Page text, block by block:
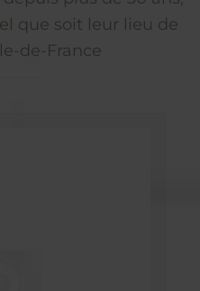
que soit leur lieu de
de-France